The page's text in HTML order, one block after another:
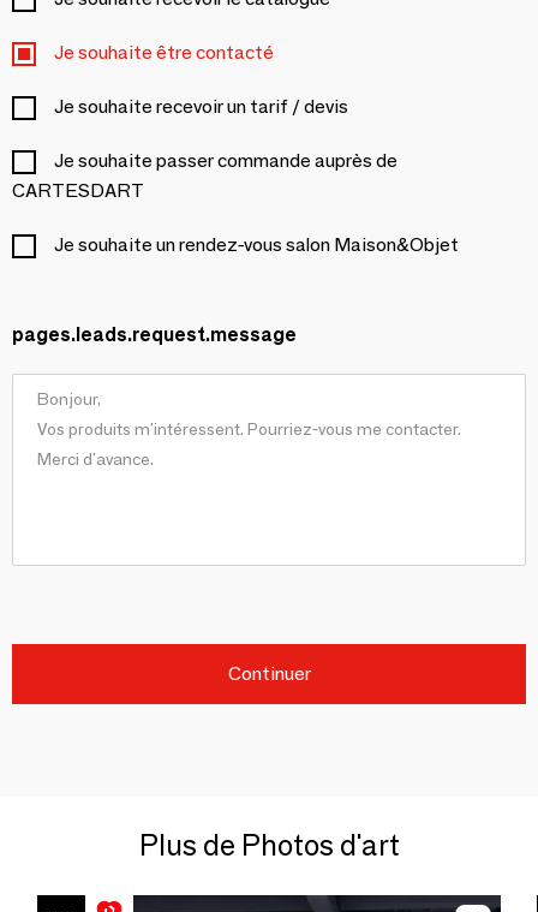
Je souhaite être contacté
Je souhaite recevoir un tarif / devis
Je souhaite passer commande auprès de
CARTESDART
Je souhaite un rendez-vous salon Maison&Objet
pages.leads.request.message
Continuer
Plus de Photos d'art